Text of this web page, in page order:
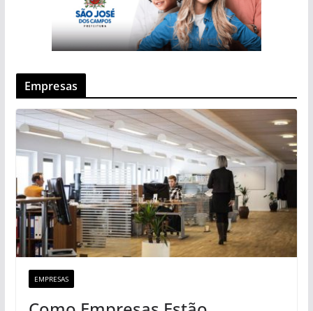
Empresas
EMPRESAS